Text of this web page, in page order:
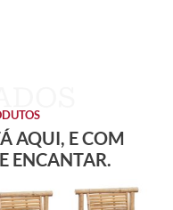
AQUI, E COM
ENCANTAR.